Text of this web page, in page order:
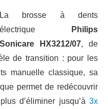
La brosse à dents
électrique
Philips
Sonicare HX3212/07, de
de transition : pour les
manuelle classique, sa
permet de redécouvrir
d’éliminer jusqu’à 3x